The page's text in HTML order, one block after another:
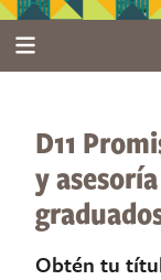
D11
y
Obtén tu